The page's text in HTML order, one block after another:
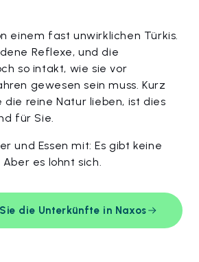
einem fast unwirklichen Türkis.
Reflexe, und die
so intakt, wie sie vor
gewesen sein muss. Kurz
die reine Natur lieben, ist dies
für Sie.
und Essen mit: Es gibt keine
es lohnt sich.
die Unterkünfte in Naxos